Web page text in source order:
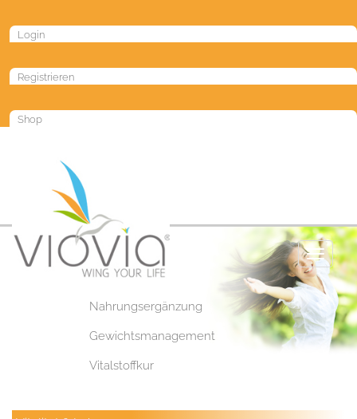
Login
Registrieren
Shop
Toggle
Nahrungsergänzung
Gewichtsmanagement
Vitalstoffkur